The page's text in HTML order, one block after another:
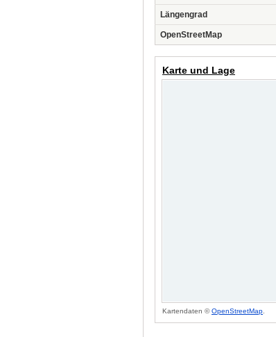
Längengrad
OpenStreetMap
Karte und Lage
Kartendaten ©OpenStreetMap